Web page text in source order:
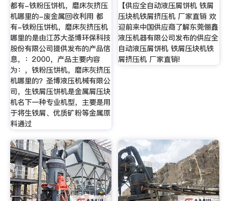
都有-铁粉压饼机，磨床灰挤压
机哪里的-废金属回收利用 都
有-铁粉压饼机，磨床灰挤压机
哪里的是由江苏大圣博环保科技
股份有限公司提供发布的产品信
息，：2000，产品主要内容
为：，铁粉压饼机，磨床灰挤压
机哪里的？圣博液压机械有限公
司，生铁屑压饼机是金属屑压块
机名下一种专业机型，主要是用
于将生铁屑、优质矿粉等金属原
料通过
【供应全自动液压屑饼机 铁屑
压块机铁屑挤压机 厂家直销 欢
迎前来中国供应商了解东莞俪鑫
液压机器有限公司发布的供应全
自动液压屑饼机 铁屑压块机铁
屑挤压机 厂家直销!